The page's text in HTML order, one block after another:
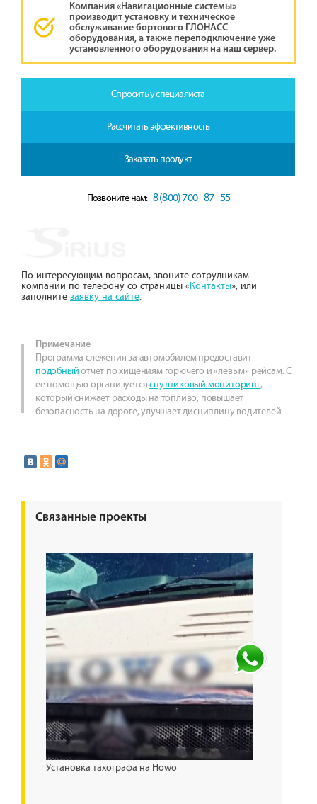
Компания «Навигационные системы»
производит установку и техническое
обслуживание бортового ГЛОНАСС
оборудования, а также переподключение уже
установленного оборудования на наш сервер.
Спросить у специалиста
Рассчитать эффективность
Заказать продукт
Позвоните нам: 8 (800) 700 - 87 - 55
По интересующим вопросам, звоните сотрудникам
компании по телефону со страницы «Контакты», или
заполните заявку на сайте.
Примечание
Программа слежения за автомобилем предоставит
подобныйотчет по хищениям горючего и «левым» рейсам. C
ее помощью организуетсяспутниковый мониторинг,
который снижает расходы на топливо, повышает
безопасность на дороге, улучшает дисциплину водителей.
Связанные проекты
Установка тахографа на Howo